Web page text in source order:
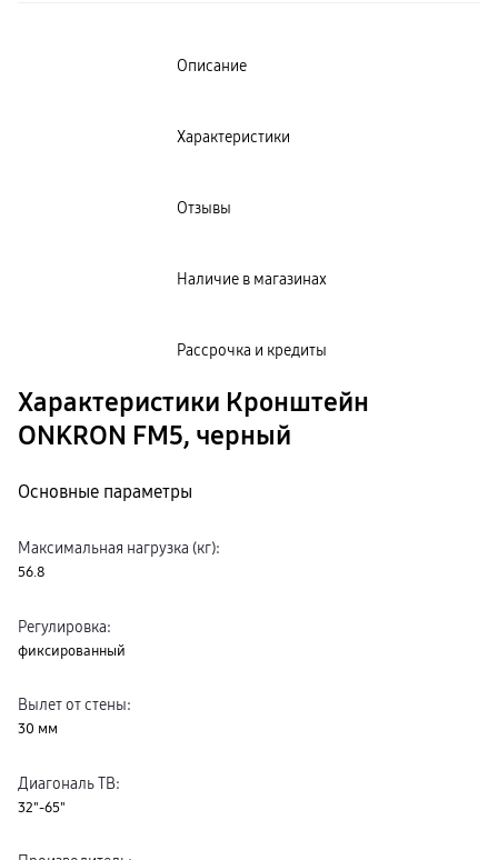
Описание
Характеристики
Отзывы
Наличие в магазинах
Рассрочка и кредиты
Характеристики Кронштейн
ONKRON FM5, черный
Основные параметры
Максимальная нагрузка (кг):
56.8
Регулировка:
фиксированный
Вылет от стены:
30 мм
Диагональ ТВ:
32"-65"